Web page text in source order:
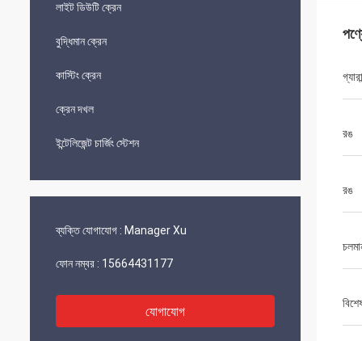
লাইট ডিউটি ​​ক্রেন
বুদ্ধিমান ক্রেন
কাস্টিং ক্রেন
ক্রেন দখল
ইন্টেলিজেন্ট চার্জিং স্টেশন
ব্যক্তি যোগাযোগ : Manager Xu
ফোন নম্বর : 15664431177
যোগাযোগ
রঙ
রঙ